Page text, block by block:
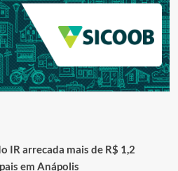
IR arrecada mais de R$ 1,2
em Anápolis